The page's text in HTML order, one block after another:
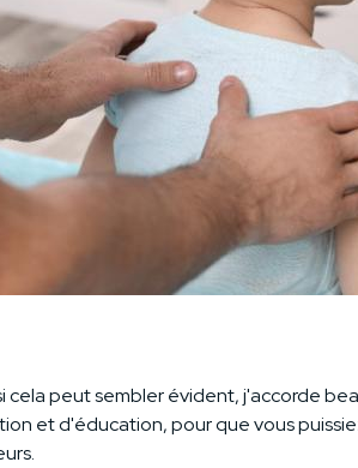
cela peut sembler évident, j'accorde
et d'éducation, pour que vous